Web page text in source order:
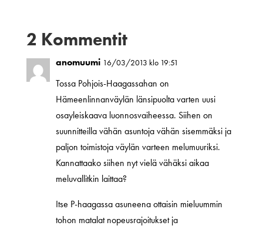
2 Kommentit
anomuumi 16/03/2013 klo 19:51
Tossa Pohjois-Haagassahan on
Hämeenlinnanväylän länsipuolta varten uusi
osayleiskaava luonnosvaiheessa. Siihen on
suunnitteilla vähän asuntoja vähän sisemmäksi ja
paljon toimistoja väylän varteen melumuuriksi.
Kannattaako siihen nyt vielä vähäksi aikaa
meluvallitkin laittaa?
Itse P-haagassa asuneena ottaisin mieluummin
tohon matalat nopeusrajoitukset ja